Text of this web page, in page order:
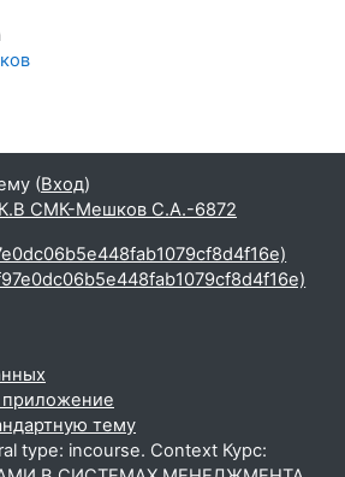
(Вход)
СМК-Мешков С.А.-6872
приложение
тему
type: incourse. Context Курс: